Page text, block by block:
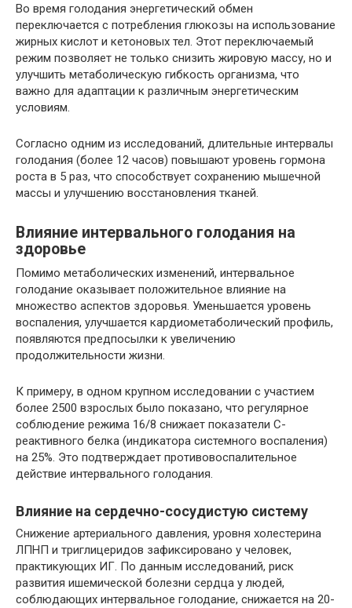
Во время голодания энергетический обмен
переключается с потребления глюкозы на использование
жирных кислот и кетоновых тел. Этот переключаемый
режим позволяет не только снизить жировую массу, но и
улучшить метаболическую гибкость организма, что
важно для адаптации к различным энергетическим
условиям.
Согласно одним из исследований, длительные интервалы
голодания (более 12 часов) повышают уровень гормона
роста в 5 раз, что способствует сохранению мышечной
массы и улучшению восстановления тканей.
Влияние интервального голодания на
здоровье
Помимо метаболических изменений, интервальное
голодание оказывает положительное влияние на
множество аспектов здоровья. Уменьшается уровень
воспаления, улучшается кардиометаболический профиль,
появляются предпосылки к увеличению
продолжительности жизни.
К примеру, в одном крупном исследовании с участием
более 2500 взрослых было показано, что регулярное
соблюдение режима 16/8 снижает показатели C-
реактивного белка (индикатора системного воспаления)
на 25%. Это подтверждает противовоспалительное
действие интервального голодания.
Влияние на сердечно-сосудистую систему
Снижение артериального давления, уровня холестерина
ЛПНП и триглицеридов зафиксировано у человек,
практикующих ИГ. По данным исследований, риск
развития ишемической болезни сердца у людей,
соблюдающих интервальное голодание, снижается на 20-